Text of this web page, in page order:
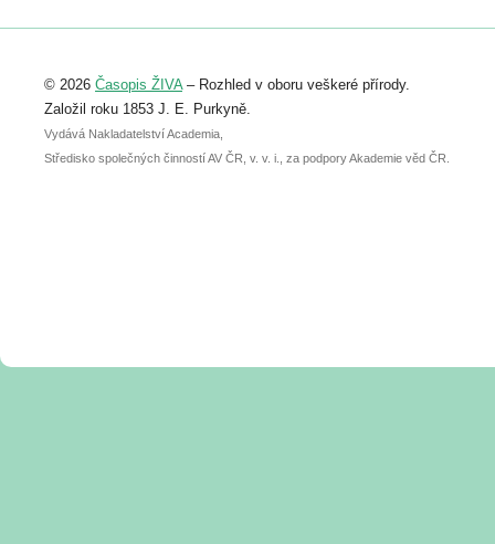
Registrovat se můžete do 6. září.
abstraktu přihlášené přednášky nebo
posteru je už 30. června.
© 2026 Časopis ŽIVA– Rozhled v oboru veškeré přírody.
Založil roku 1853 J. E. Purkyně.
Vydává Nakladatelství Academia,
Středisko společných činností AV ČR, v. v. i., za podpory Akademie věd ČR.